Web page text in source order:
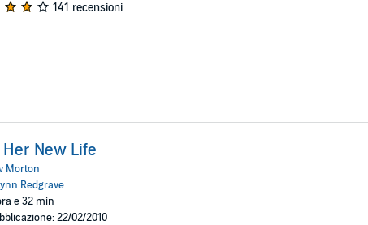
141 recensioni
New Life
Morton
Redgrave
e 32 min
22/02/2010